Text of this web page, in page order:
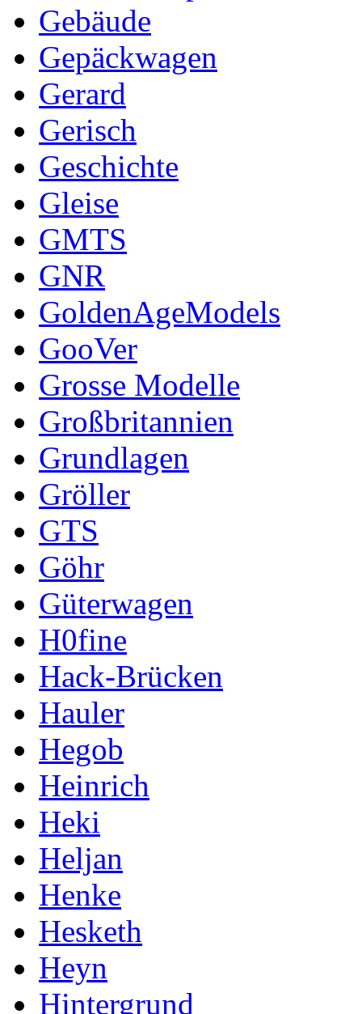
Gebäude
Gepäckwagen
Gerard
Gerisch
Geschichte
Gleise
GMTS
GNR
GoldenAgeModels
GooVer
Grosse Modelle
Großbritannien
Grundlagen
Gröller
GTS
Göhr
Güterwagen
H0fine
Hack-Brücken
Hauler
Hegob
Heinrich
Heki
Heljan
Henke
Hesketh
Heyn
Hintergrund